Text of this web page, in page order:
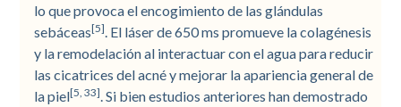
lo que provoca el encogimiento de las glándulas
sebáceas[5] . El láser de 650 ms promueve la colagénesis
y la remodelación al interactuar con el agua para reducir
las cicatrices del acné y mejorar la apariencia general de
la piel[5, 33] . Si bien estudios anteriores han demostrado